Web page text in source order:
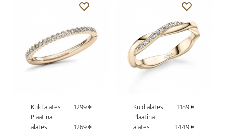
Kuld alates
1299 €
Plaatina
alates
1269 €
Kuld alates
1189 €
Plaatina
alates
1449 €